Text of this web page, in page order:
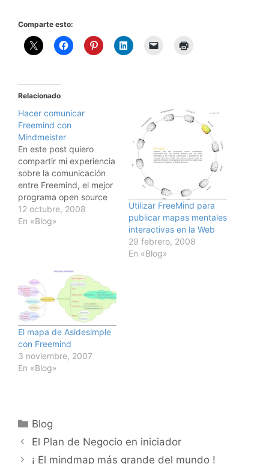
Comparte esto:
Relacionado
Hacer comunicar
Freemind con
Mindmeister
En este post quiero
compartir mi experiencia
sobre la comunicación
entre Freemind, el mejor
programa open source
de mapas mentales y
Mindmeister, una de las
mentales. Los dos
mapas aqui abajo son
interactivas, se puede
mover las ramas, hacer
zoom, mover todo…
12 octubre, 2008
En «Blog»
Utilizar FreeMind para
publicar mapas mentales
interactivas en la Web
29 febrero, 2008
En «Blog»
El mapa de Asidesimple
con Freemind
3 noviembre, 2007
En «Blog»
Categorías
Blog
El Plan de Negocio en iniciador
¡ El mindmap más grande del mundo !